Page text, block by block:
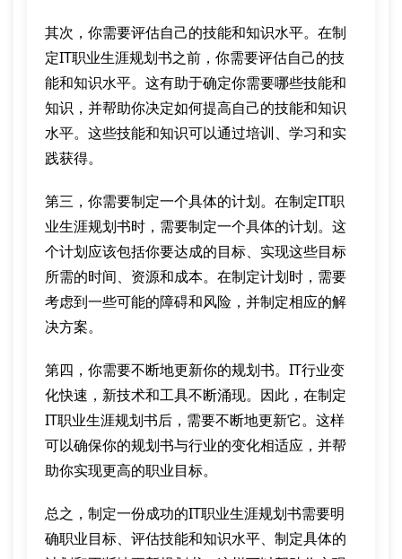
其次，你需要评估自己的技能和知识水平。在制
定IT职业生涯规划书之前，你需要评估自己的技
能和知识水平。这有助于确定你需要哪些技能和
知识，并帮助你决定如何提高自己的技能和知识
水平。这些技能和知识可以通过培训、学习和实
践获得。
第三，你需要制定一个具体的计划。在制定IT职
业生涯规划书时，需要制定一个具体的计划。这
个计划应该包括你要达成的目标、实现这些目标
所需的时间、资源和成本。在制定计划时，需要
考虑到一些可能的障碍和风险，并制定相应的解
决方案。
第四，你需要不断地更新你的规划书。IT行业变
化快速，新技术和工具不断涌现。因此，在制定
IT职业生涯规划书后，需要不断地更新它。这样
可以确保你的规划书与行业的变化相适应，并帮
助你实现更高的职业目标。
总之，制定一份成功的IT职业生涯规划书需要明
确职业目标、评估技能和知识水平、制定具体的